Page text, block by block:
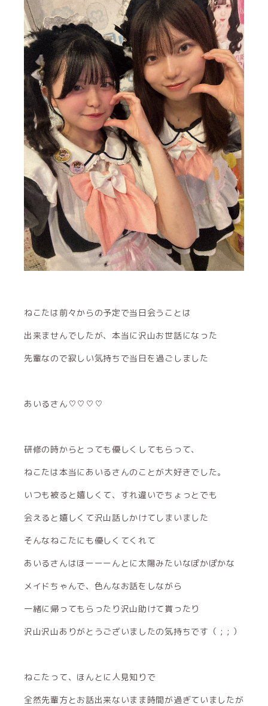
ねこたは前々からの予定で当日会うことは
出来ませんでしたが、本当に沢山お世話になった
先輩なので寂しい気持ちで当日を過ごしました
あいるさん♡♡♡♡
研修の時からとっても優しくしてもらって、
ねこたは本当にあいるさんのことが大好きでした。
いつも被ると嬉しくて、すれ違いでちょっとでも
会えると嬉しくて沢山話しかけてしまいました
そんなねこたにも優しくてくれて
あいるさんはほーーーんとに太陽みたいなぽかぽかな
メイドちゃんで、色んなお話をしながら
一緒に帰ってもらったり沢山助けて貰ったり
沢山沢山ありがとうございましたの気持ちです（ ; ; ）
ねこたって、ほんとに人見知りで
全然先輩方とお話出来ないまま時間が過ぎていましたが